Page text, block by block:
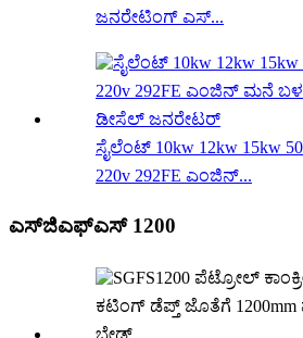
ಜನರೇಟಿಂಗ್ ಎಸ್...
ಸೈಲೆಂಟ್ 10kw 12kw 15kw
220v 292FE ಎಂಜಿನ್...
ಎಸ್‌ಜಿಎಫ್‌ಎಸ್ 1200